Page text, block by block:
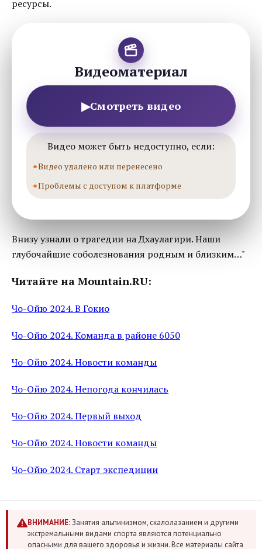
ресурсы.
Видеоматериал
▶Смотреть видео
Видео может быть недоступно, если:
Видео удалено или перенесено
Проблемы с доступом к платформе
Внизу узнали о трагедии на Дхаулагири. Наши
глубочайшие соболезнования родным и близким…"
Читайте на Mountain.RU:
Чо-Ойю 2024. В Гокио
Чо-Ойю 2024. Команда в районе 6050
Чо-Ойю 2024. Новости команды
Чо-Ойю 2024. Непогода кончилась
Чо-Ойю 2024. Первый выход
Чо-Ойю 2024. Новости команды
Чо-Ойю 2024. Старт экспедиции
ВНИМАНИЕ:Занятия альпинизмом, скалолазанием и другими
экстремальными видами спорта являются потенциально
опасными для вашего здоровья и жизни. Все материалы сайта